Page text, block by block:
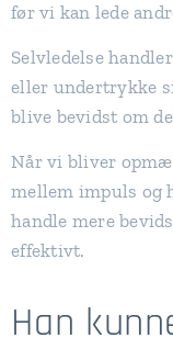
før vi kan lede
Selvledelse
eller undertrykke
blive bevidst om
Når vi bliver
mellem impuls og
handle mere
effektivt.
Han